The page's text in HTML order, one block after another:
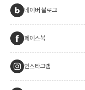
네이버 블로그
페이스북
인스타그램